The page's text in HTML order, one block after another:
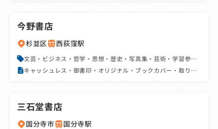
今野書店
杉並区 西荻窪駅
文芸・ビジネス・哲学・思想・歴史・写真集・芸術・学習参考
雑誌・コミック
キャッシュレス・御書印・オリジナル・ブックカバー・取り寄
三石堂書店
国分寺市 国分寺駅